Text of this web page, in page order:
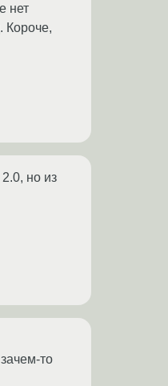
нет
Короче,
но из
то